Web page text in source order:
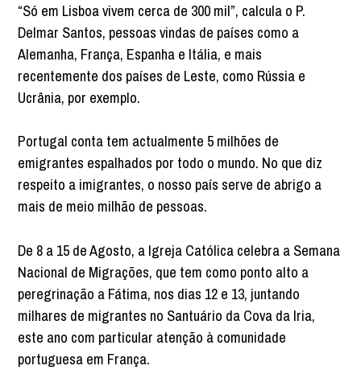
“Só em Lisboa vivem cerca de 300 mil”, calcula o P.
Delmar Santos, pessoas vindas de países como a
Alemanha, França, Espanha e Itália, e mais
recentemente dos países de Leste, como Rússia e
Ucrânia, por exemplo.
Portugal conta tem actualmente 5 milhões de
emigrantes espalhados por todo o mundo. No que diz
respeito a imigrantes, o nosso país serve de abrigo a
mais de meio milhão de pessoas.
De 8 a 15 de Agosto, a Igreja Católica celebra a Semana
Nacional de Migrações, que tem como ponto alto a
peregrinação a Fátima, nos dias 12 e 13, juntando
milhares de migrantes no Santuário da Cova da Iria,
este ano com particular atenção à comunidade
portuguesa em França.